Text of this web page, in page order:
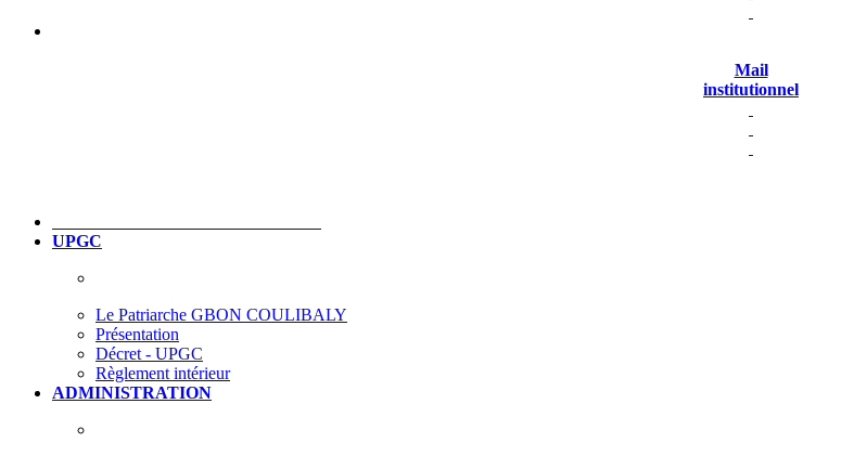
Mail
institutionnel
UPGC
Le Patriarche GBON COULIBALY
Présentation
Décret - UPGC
Règlement intérieur
ADMINISTRATION